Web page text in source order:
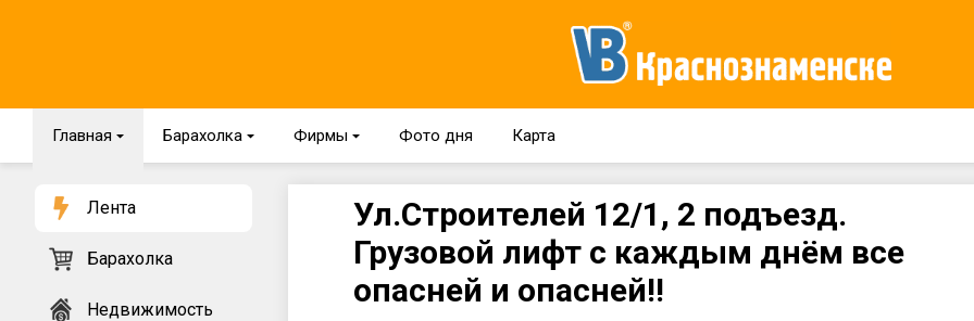
Главная { Барахолка { Фирмы { Фото дня Карта
Лента
Барахолка
Недвижимость
Ул.Строителей 12/1, 2 подъезд.
Грузовой лифт с каждым днём все
опасней и опасней!!